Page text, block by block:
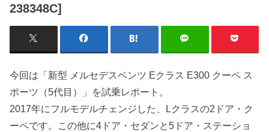
238348C]
今回は「新型 メルセデスベンツ Eクラス E300 クーペ ス
ポーツ（5代目）」を試乗レポート。
2017年にフルモデルチェンジした、Lクラスの2ドア・ク
ーペです。この他に4ドア・セダンと5ドア・ステーショ